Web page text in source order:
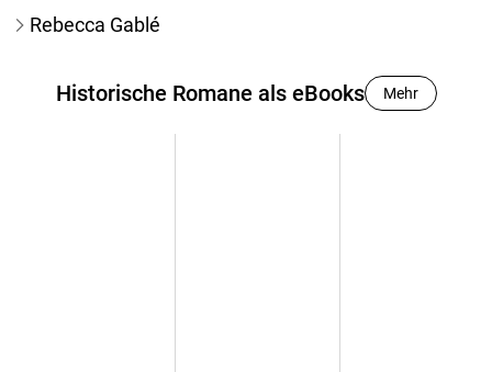
Rebecca Gablé
Historische Romane als eBooks Mehr